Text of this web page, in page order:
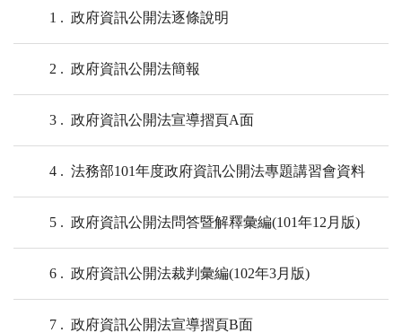
1 政府資訊公開法逐條說明
2 政府資訊公開法簡報
3 政府資訊公開法宣導摺頁A面
4 法務部101年度政府資訊公開法專題講習會資料
5 政府資訊公開法問答暨解釋彙編(101年12月版)
6 政府資訊公開法裁判彙編(102年3月版)
7 政府資訊公開法宣導摺頁B面